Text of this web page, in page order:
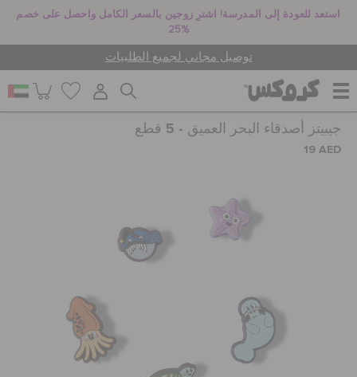
استعد للعودة إلى المدرسة! اشترِ زوجين بالسعر الكامل واحصل على خصم
25%
توصيل مجاني لجميع الطلبيات
للنساء
جيبيتز تشارمز
كروكس لمكان العمل
جيبيتز أصدقاء البحر العميق - 5 قطع
19 AED